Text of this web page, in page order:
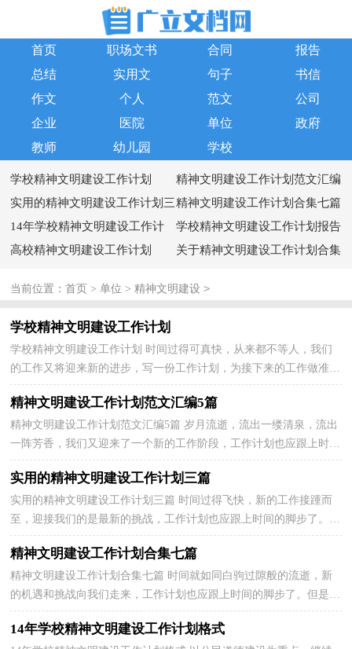
首页 职场文书 合同
报告
总结
实用文 句子
书信
作文
个人 范文
公司
企业
医院 单位
政府
教师
幼儿园 学校
学校精神文明建设工作计划
精神文明建设工作计划范文汇编
5篇
实用的精神文明建设工作计划三
篇
精神文明建设工作计划合集七篇
14年学校精神文明建设工作计
划格式
学校精神文明建设工作计划报告
样本
高校精神文明建设工作计划
关于精神文明建设工作计划合集
当前位置：首页 >单位 > 精神文明建设 >
学校精神文明建设工作计划
学校精神文明建设工作计划 时间过得可真快，从来都不等人，我们
的工作又将迎来新的进步，写一份工作计划，为接下来的工作做准备
吧！但是要怎么样才能避免自嗨型工作计划呢？以下是小编...
精神文明建设工作计划范文汇编5篇
精神文明建设工作计划范文汇编5篇 岁月流逝，流出一缕清泉，流出
一阵芳香，我们又迎来了一个新的工作阶段，工作计划也应跟上时间
的脚步了。但是写工作计划基本的方法论，你掌握了吗？下...
实用的精神文明建设工作计划三篇
实用的精神文明建设工作计划三篇 时间过得飞快，新的工作接踵而
至，迎接我们的是最新的挑战，工作计划也应跟上时间的脚步了。但
是写工作计划基本的方法论，你掌握了吗？下面是关于精...
精神文明建设工作计划合集七篇
精神文明建设工作计划合集七篇 时间就如同白驹过隙般的流逝，新
的机遇和挑战向我们走来，工作计划也应跟上时间的脚步了。但是写
工作计划基本的方法论，你掌握了吗？下面是关于精神...
14年学校精神文明建设工作计划格式